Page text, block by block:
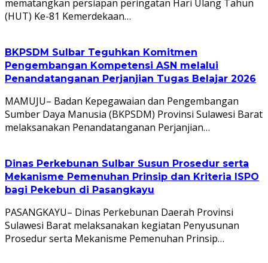
mematangkan persiapan peringatan Hari Ulang Tahun
(HUT) Ke-81 Kemerdekaan…
BKPSDM Sulbar Teguhkan Komitmen
Pengembangan Kompetensi ASN melalui
Penandatanganan Perjanjian Tugas Belajar 2026
MAMUJU– Badan Kepegawaian dan Pengembangan
Sumber Daya Manusia (BKPSDM) Provinsi Sulawesi Barat
melaksanakan Penandatanganan Perjanjian…
Dinas Perkebunan Sulbar Susun Prosedur serta
Mekanisme Pemenuhan Prinsip dan Kriteria ISPO
bagi Pekebun di Pasangkayu
PASANGKAYU– Dinas Perkebunan Daerah Provinsi
Sulawesi Barat melaksanakan kegiatan Penyusunan
Prosedur serta Mekanisme Pemenuhan Prinsip…